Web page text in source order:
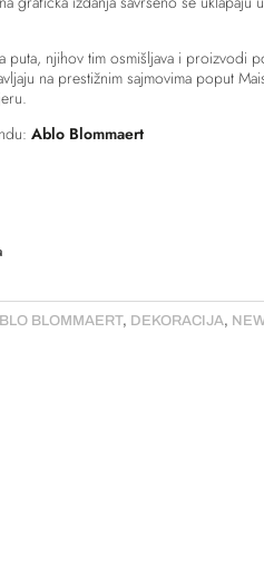
puta, njihov tim osmišljava i proizvodi
na prestižnim sajmovima poput
Ablo Blommaert
BLOMMAERT, DEKORACIJA,